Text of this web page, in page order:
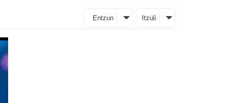
Entzun Itzuli